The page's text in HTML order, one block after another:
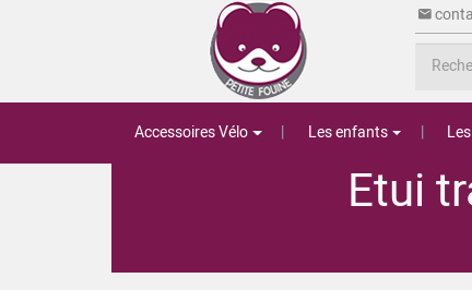
Accessoires Vélo Les enfants
Etui